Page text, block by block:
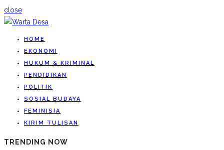
close
HOME
EKONOMI
HUKUM & KRIMINAL
PENDIDIKAN
POLITIK
SOSIAL BUDAYA
FEMINISIA
KIRIM TULISAN
TRENDING NOW